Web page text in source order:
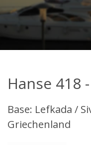
Hanse 418
Base: Lefkada /
Griechenland